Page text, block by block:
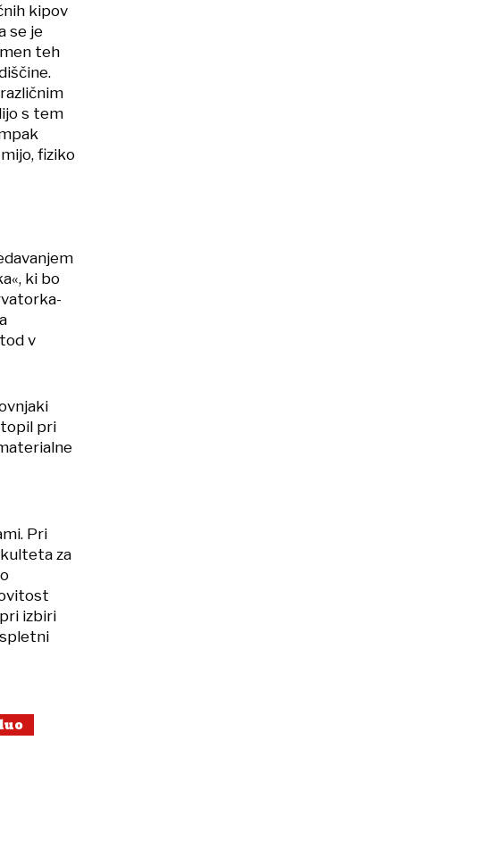
kipov
se je
teh
s tem
fiziko
ki bo
v
topil pri
Pri
za
izbiri